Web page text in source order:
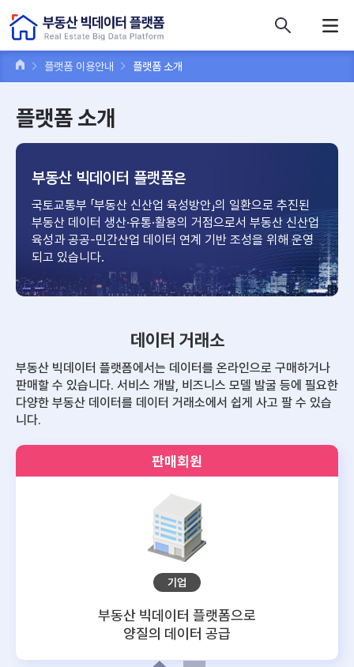
플랫폼 이용안내 플랫폼 소개
플랫폼 소개
부동산 빅데이터 플랫폼은
국토교통부 「부동산 신산업 육성방안」의 일환으로 추진된
부동산 데이터 생산·유통·활용의 거점으로서 부동산 신산업
육성과 공공-민간산업 데이터 연계 기반 조성을 위해 운영
되고 있습니다.
데이터 거래소
부동산 빅데이터 플랫폼에서는 데이터를 온라인으로 구매하거나
판매할 수 있습니다. 서비스 개발, 비즈니스 모델 발굴 등에 필요한
다양한 부동산 데이터를 데이터 거래소에서 쉽게 사고 팔 수 있습
니다.
판매회원
기업
부동산 빅데이터 플랫폼으로
양질의 데이터 공급